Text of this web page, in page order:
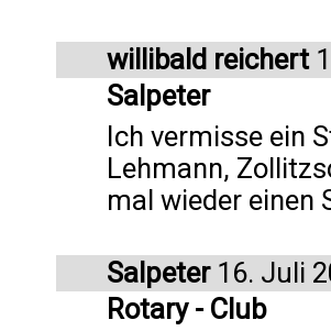
willibald reichert
Salpeter
Ich vermisse ein
Lehmann,
mal wieder einen
Salpeter16. Juli
Rotary - Club